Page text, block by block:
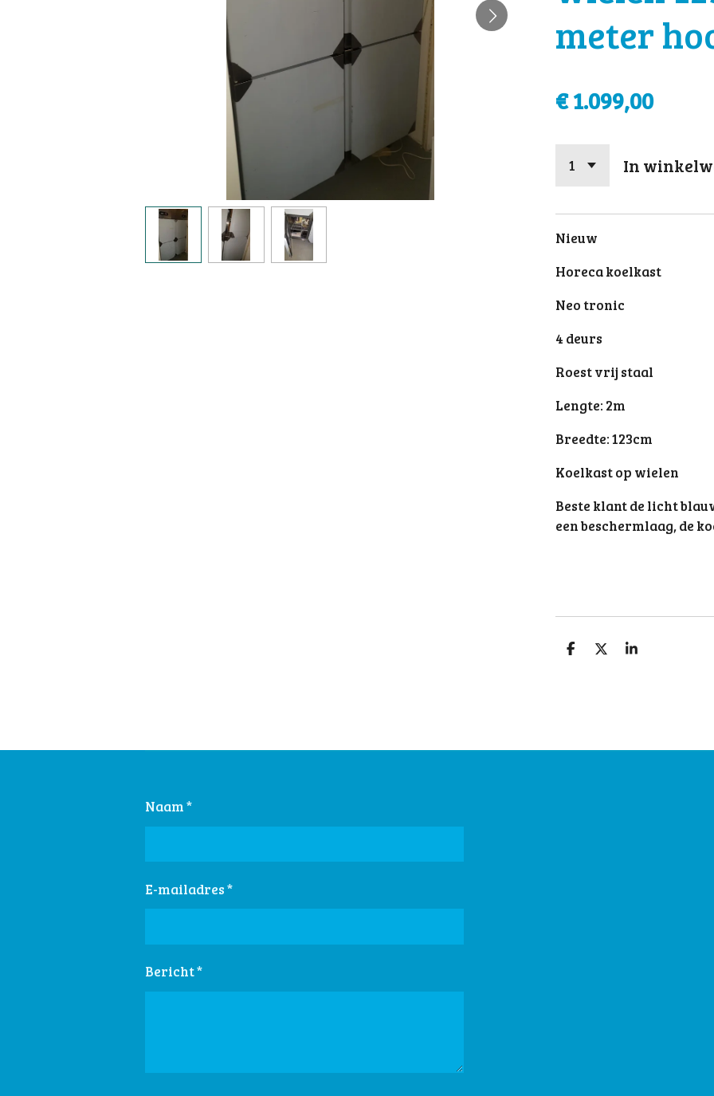
meter
€ 1.099,00
In
Nieuw
Horeca koelkast
Neo tronic
4 deurs
Roest vrij staal
Lengte: 2m
Breedte: 123cm
Koelkast op wielen
Beste klant de licht
een beschermlaag, de
D
D
S
Naam *
E-mailadres *
Bericht *